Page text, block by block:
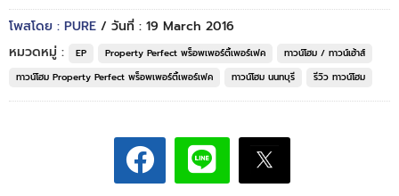
โพสโดย : PURE / วันที่ : 19 March 2016
หมวดหมู่ :
EP Property Perfect พร็อพเพอร์ตี้เพอร์เฟค
ทาวน์โฮม / ทาวน์เฮ้าส์
ทาวน์โฮม Property Perfect พร็อพเพอร์ตี้เพอร์เฟค
ทาวน์โฮม นนทบุรี รีวิว ทาวน์โฮม